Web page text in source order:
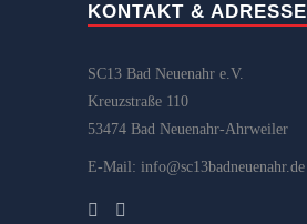
KONTAKT & ADRESSE
SC13 Bad Neuenahr e.V.
Kreuzstraße 110
53474 Bad Neuenahr-Ahrweiler
E-Mail: info@sc13badneuenahr.de